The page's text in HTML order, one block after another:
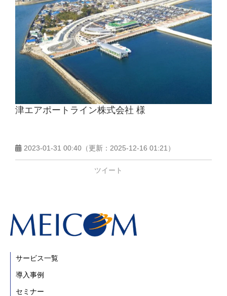
津エアポートライン株式会社 様
2023-01-31 00:40 （更新： 2025-12-16 01:21）
ツイート
サービス一覧
導入事例
セミナー